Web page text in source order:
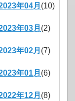
年04月 (10)
年03月 (2)
年02月 (7)
年01月 (6)
年12月 (8)